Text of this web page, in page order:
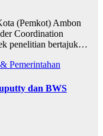
(Pemkot) Ambon
Coordination
penelitian bertajuk…
Pemerintahan
dan BWS